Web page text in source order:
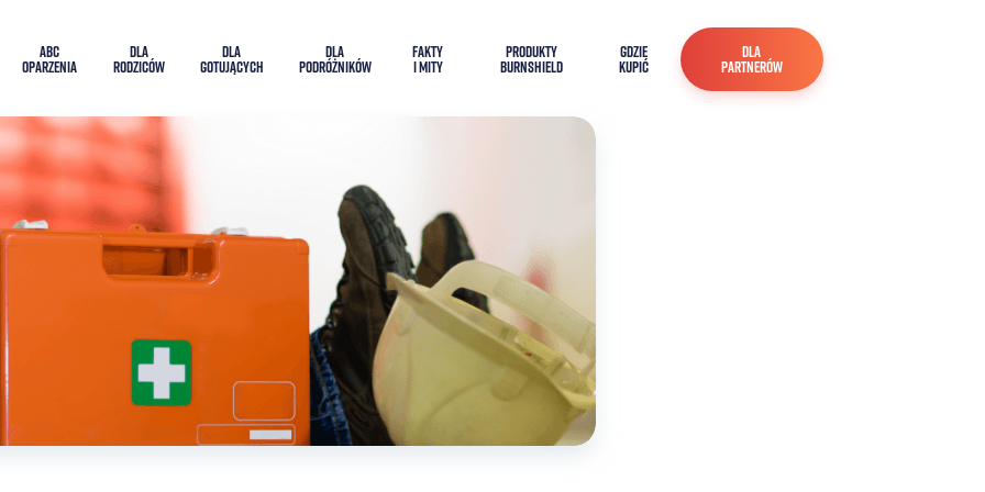
ABC
OPARZENIA
DLA
RODZICÓW
DLA
GOTUJĄCYCH
DLA
PODRÓŻNIKÓW
FAKTY
I MITY
PRODUKTY
BURNSHIELD
GDZIE
KUPIĆ
DLA
PARTNERÓW